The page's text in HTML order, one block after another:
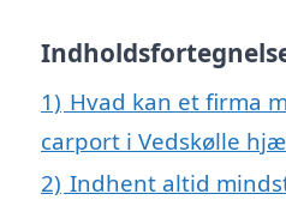
1) Hvad kan et firma
carport i Vedskølle
2) Indhent altid